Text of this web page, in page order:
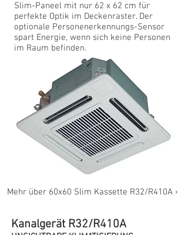
Slim-Paneel mit nur 62 x 62 cm für
perfekte Optik im Deckenraster. Der
optionale Personenerkennungs-Sensor
spart Energie, wenn sich keine Personen
im Raum befinden.
Mehr über 60x60 Slim Kassette R32/R410A ›
Kanalgerät R32/R410A